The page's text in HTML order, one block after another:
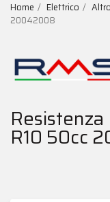
Home Elettrico Altro
20042008
R10 50cc